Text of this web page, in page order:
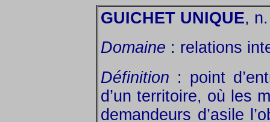
GUICHET UNIQUE,
Domaine : relations
Définition : point
d’un territoire, où les
demandeurs d’asile